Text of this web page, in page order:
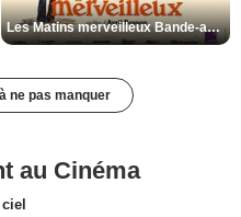
Les Matins merveilleux Bande-annonce VF
ne pas manquer
au Cinéma